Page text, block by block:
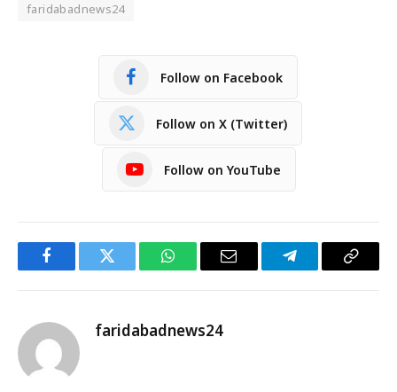
faridabadnews24
Follow on Facebook
Follow on X (Twitter)
Follow on YouTube
FacebookTwitter WhatsAppEmail TelegramCopy
faridabadnews24